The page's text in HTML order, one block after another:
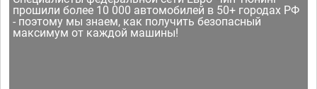
прошили более 10 000 автомобилей в 50+ городах РФ
- поэтому мы знаем, как получить безопасный
максимум от каждой машины!